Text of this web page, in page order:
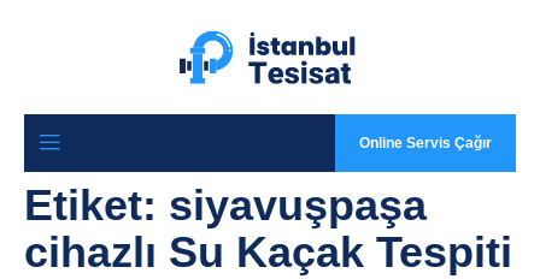
Online Servis Çağır
Etiket: siyavuşpaşa
cihazlı Su Kaçak Tespiti